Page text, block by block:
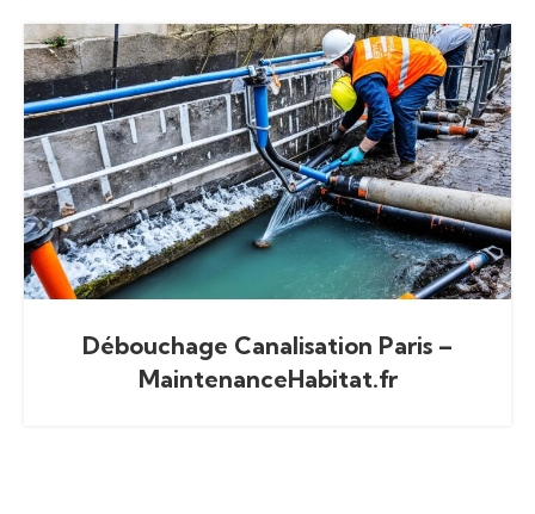
Débouchage Canalisation Paris –
MaintenanceHabitat.fr